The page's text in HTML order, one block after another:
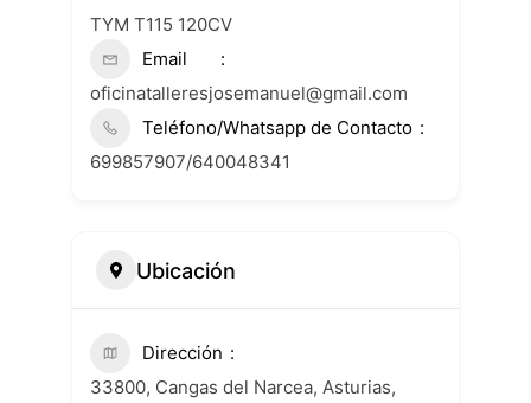
TYM T115 120CV
Email
oficinatalleresjosemanuel@gmail.com
Teléfono/Whatsapp de Contacto
699857907/640048341
Ubicación
Dirección
33800, Cangas del Narcea, Asturias,